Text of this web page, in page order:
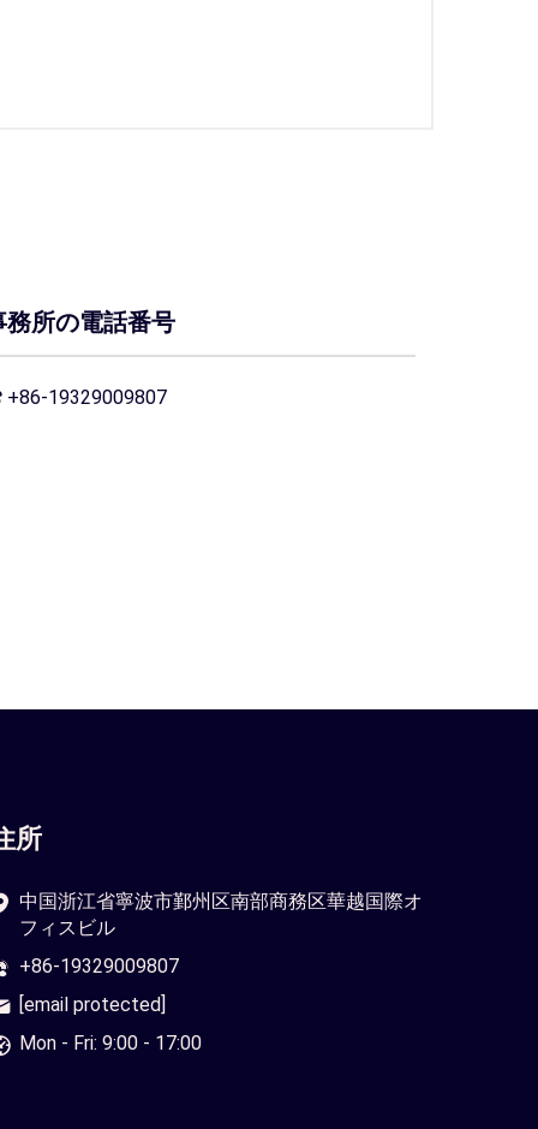
務所の電話番号
+86-19329009807
所
中国浙江省寧波市鄞州区南部商務区華越国際オ
フィスビル
+86-19329009807
[email protected]
Mon - Fri: 9:00 - 17:00